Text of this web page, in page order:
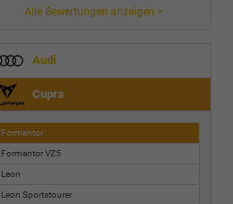
Alle Bewertungen anzeigen >
Audi
Cupra
Formentor
Formentor VZ5
Leon
Leon Sportstourer